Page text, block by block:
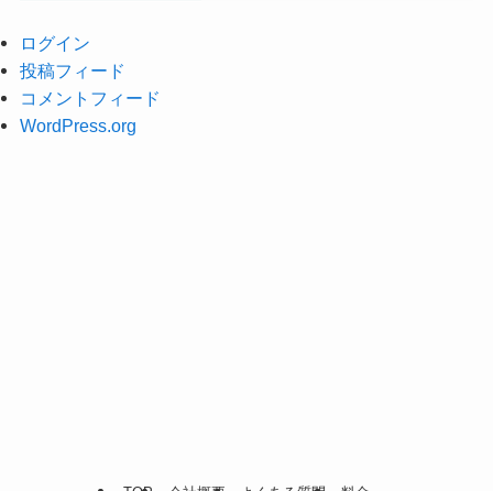
ログイン
投稿フィード
コメントフィード
WordPress.org